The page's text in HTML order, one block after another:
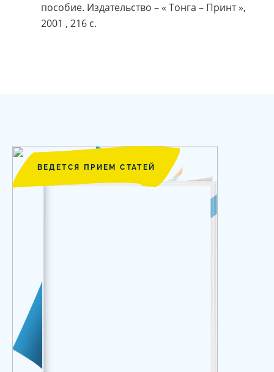
пособие. Издательство – « Тонга – Принт »,
2001 , 216 с.
ВЕДЕТСЯ ПРИЕМ СТАТЕЙ